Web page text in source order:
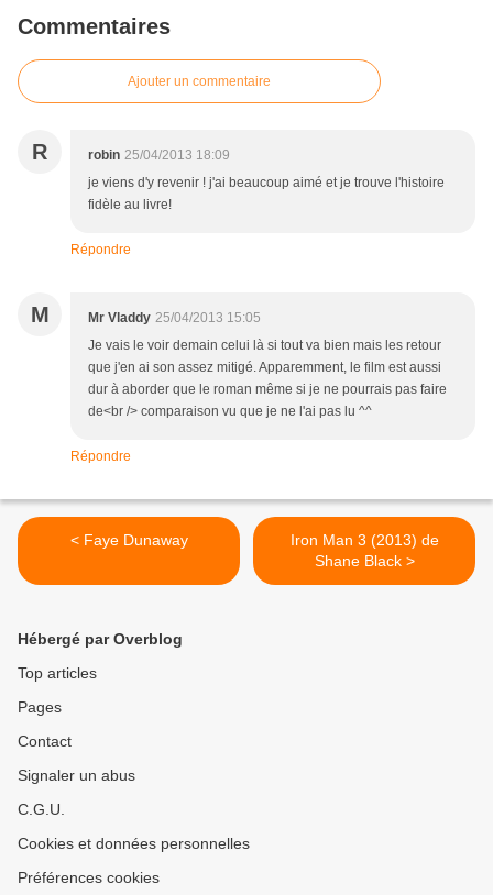
Commentaires
Ajouter un commentaire
R robin 25/04/2013 18:09
je viens d'y revenir ! j'ai beaucoup aimé et je trouve l'histoire
fidèle au livre!
Répondre
M Mr Vladdy 25/04/2013 15:05
Je vais le voir demain celui là si tout va bien mais les retour
que j'en ai son assez mitigé. Apparemment, le film est aussi
dur à aborder que le roman même si je ne pourrais pas faire
de<br /> comparaison vu que je ne l'ai pas lu ^^
Répondre
< Faye Dunaway
Iron Man 3 (2013) de
Shane Black >
Hébergé par Overblog
Top articles
Pages
Contact
Signaler un abus
C.G.U.
Cookies et données personnelles
Préférences cookies